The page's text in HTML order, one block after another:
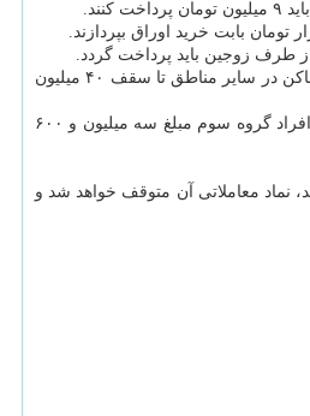
مجردهای تهرانی نیز می توانند تا سقف ۶۰ میلیون تومان و غیر زوج هایی كه در مراكز استان های بالای ۲۰۰ هزار نفر جمعیت دارند تا سقف ۵۰ میلیون تومان و در نهایت غیر زوج های ساكن در سایر مناطق تا سقف ۴۰ میلیون
با این حساب مجردهای تهرانی باید برای خرید این اوراق، پنج میلیون و ۴۰۰ هزار تومان، افراد ساكن در مراكز استان بالای ۲۰۰ هزار نفر جمعیت مبلغ چهار میلیون و ۵۰۰ هزار تومان و افراد گروه سوم مبلغ سه میلیون و ۶۰۰
نماد معاملاتی آن متوقف خواهد شد و